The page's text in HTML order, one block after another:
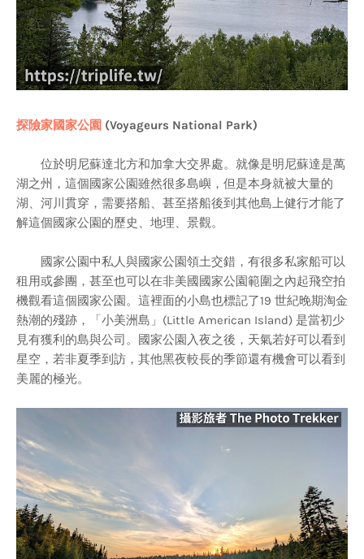
探險家國家公園 (Voyageurs National Park)
位於明尼蘇達北方和加拿大交界處。就像是明尼蘇達是萬
湖之州，這個國家公園雖然很多島嶼，但是本身就被大量的
湖、河川貫穿，需要搭船、甚至搭船後到其他島上健行才能了
解這個國家公園的歷史、地理、景觀。
國家公園中私人與國家公園領土交錯，有很多私家船可以
租用或參團，甚至也可以在非美國國家公園範圍之內起飛空拍
機觀看這個國家公園。這裡面的小島也標記了19 世紀晚期淘金
熱潮的殘跡，「小美洲島」(Little American Island) 是當初少
見有獲利的島與公司。國家公園入夜之後，天氣若好可以看到
星空，若非夏季到訪，其他黑夜較長的季節還有機會可以看到
美麗的極光。